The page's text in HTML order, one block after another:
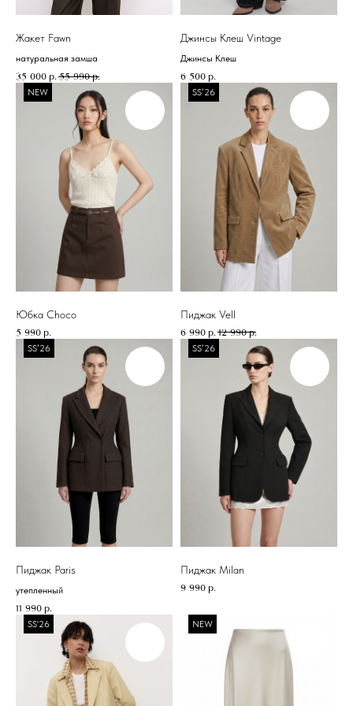
Жакет Fawn
натуральная замша
35 000 р. 55 990 р.
Джинсы Клеш Vintage
Джинсы Клеш
6 500 р.
NEW
Юбка Choco
5 990 р.
SS’26
Пиджак Vell
6 990 р. 12 990 р.
SS’26
Пиджак Paris
утепленный
11 990 р.
SS’26
Пиджак Milan
9 990 р.
SS'26 NEW
А ДИЗАЙН МАГАЗИНОВ
ДЛЯ ВАШЕГО
КОМФОРТА
TOP.INN
Верхняя одежда
Костюмы